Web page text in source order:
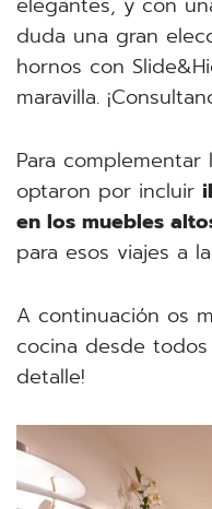
duda una gran
hornos con
maravilla.
Para
optaron por incluir
en los muebles
para esos viajes a
A continuación os
cocina desde todos
detalle!